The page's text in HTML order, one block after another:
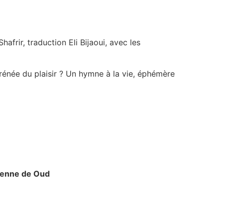
traduction Eli Bijaoui, avec les
du plaisir ? Un hymne à la vie, éphémère
de Oud